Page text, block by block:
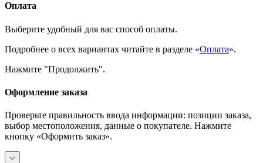
Оплата
Выберите удобный для вас способ оплаты.
Подробнее о всех вариантах читайте в разделе «Оплата».
Нажмите "Продолжить".
Оформление заказа
Проверьте правильность ввода информации: позиции заказа,
выбор местоположения, данные о покупателе. Нажмите
кнопку «Оформить заказ».